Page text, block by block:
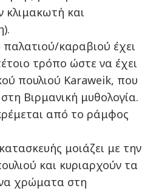
κλιμακωτή και
καραβιού έχει
τρόπο ώστε να έχει
πουλιού Karaweik, που
Βιρμανική μυθολογία.
από το ράμφος
μοιάζει με την
και κυριαρχούν τα
χρώματα στη